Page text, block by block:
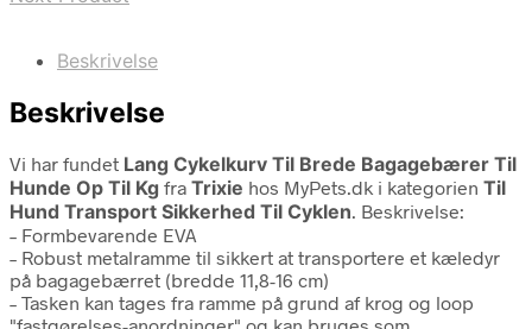
Beskrivelse
Beskrivelse
Vi har fundet Lang Cykelkurv Til Brede Bagagebærer Til
Hunde Op Til Kg fra Trixie hos MyPets.dk i kategorien Til
Hund Transport Sikkerhed Til Cyklen. Beskrivelse:
– Formbevarende EVA
– Robust metalramme til sikkert at transportere et kæledyr
på bagagebærret (bredde 11,8-16 cm)
– Tasken kan tages fra ramme på grund af krog og loop